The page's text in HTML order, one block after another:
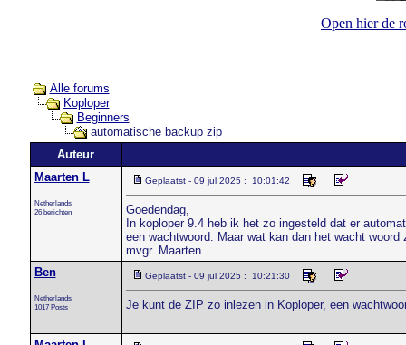
Open hier de
Alle forums
Koploper
Beginners
automatische backup zip
Auteur
Maarten L
Netherlands
26 berichten
Geplaatst - 09 jul 2025 : 10:01:42
Goedendag,
In koploper 9.4 heb ik het zo ingesteld dat er
een wachtwoord. Maar wat kan dan het wacht
mvgr. Maarten
Ben
Netherlands
1017 Posts
Geplaatst - 09 jul 2025 : 10:21:30
Je kunt de ZIP zo inlezen in Koploper, een